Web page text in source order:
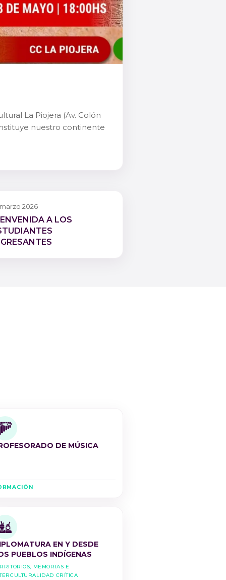
La Piojera (Av. Colón
nuestro continente
2026
A LOS
DE MÚSICA
EN Y DESDE
PUEBLOS INDÍGENAS
Memorias e
Crítica